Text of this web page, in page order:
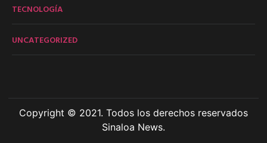
TECNOLOGÍA
UNCATEGORIZED
Copyright © 2021. Todos los derechos reservados
Sinaloa News.